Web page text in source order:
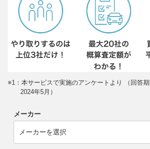
※1：本サービスで実施のアンケートより （回答
2024年5月）
メーカー